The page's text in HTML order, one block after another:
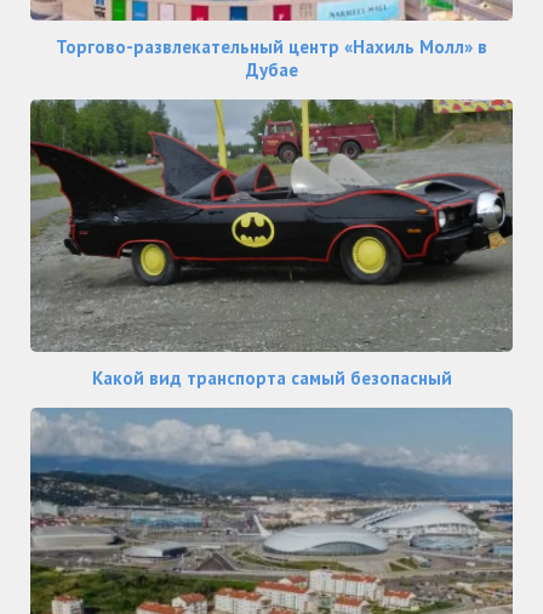
Торгово-развлекательный центр «Нахиль Молл» в
Дубае
Какой вид транспорта самый безопасный